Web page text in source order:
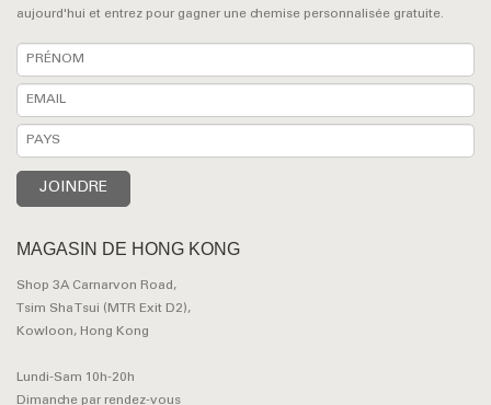
aujourd'hui et entrez pour gagner une chemise personnalisée gratuite.
MAGASIN DE HONG KONG
Shop 3A Carnarvon Road,
Tsim Sha Tsui (MTR Exit D2),
Kowloon, Hong Kong
Lundi-Sam 10h-20h
Dimanche par rendez-vous